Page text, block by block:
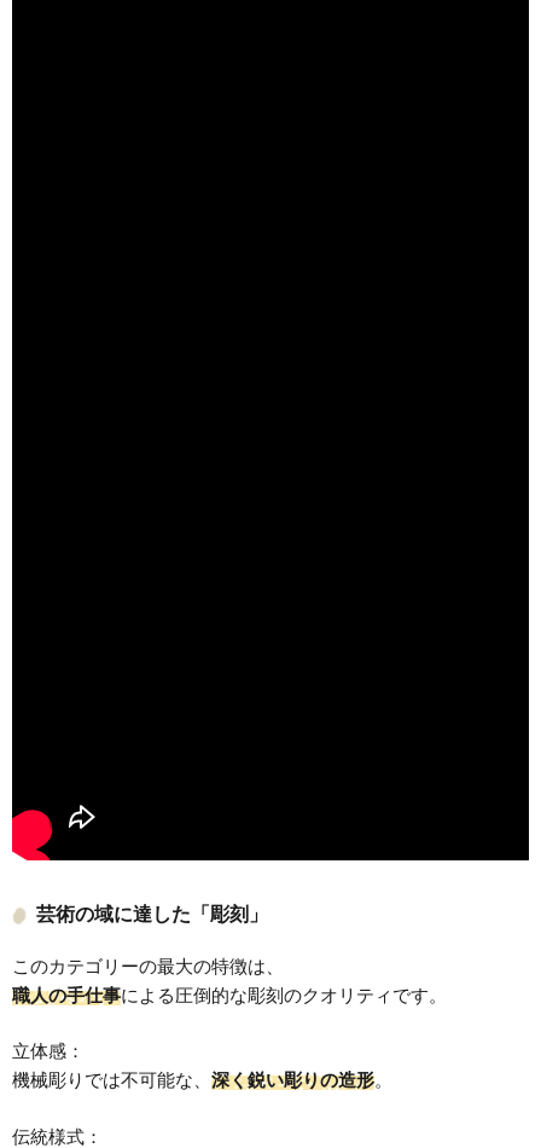
芸術の域に達した「彫刻」
このカテゴリーの最大の特徴は、
職人の手仕事による圧倒的な彫刻のクオリティです。
立体感：
機械彫りでは不可能な、 深く鋭い彫りの造形。
伝統様式：